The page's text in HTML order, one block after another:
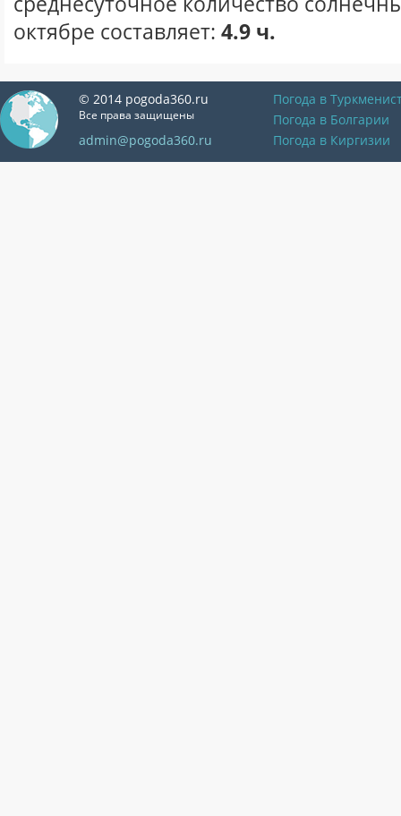
октябре составляет: 4.9 ч.
© 2014 pogoda360.ru
Все права защищены
admin@pogoda360.ru
Погода в
Погода в Болгарии
Погода в Киргизии